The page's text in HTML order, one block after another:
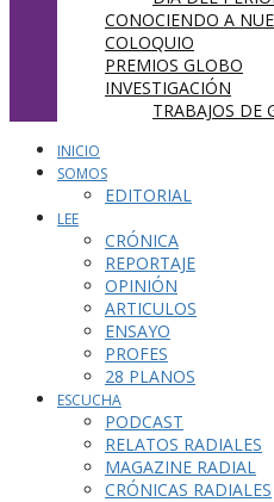
CONOCIENDO A
COLOQUIO
PREMIOS GLOBO
INVESTIGACIÓN
TRABAJOS DE
INICIO
SOMOS
EDITORIAL
LEE
CRÓNICA
REPORTAJE
OPINIÓN
ARTICULOS
ENSAYO
PROFES
28 PLANOS
ESCUCHA
PODCAST
RELATOS RADIALES
MAGAZINE RADIAL
CRÓNICAS RADIALES